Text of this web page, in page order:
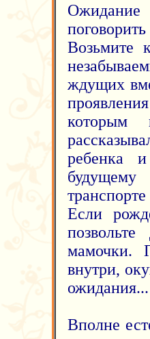
Ожидание
Возьмите
ждущих
которым
ребенка
Если
мамочки.
внутри,
ожидания...
Вполне